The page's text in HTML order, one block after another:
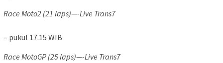
Race Moto2 (21 laps)—-Live Trans7
– pukul 17.15 WIB
Race MotoGP (25 laps)—-Live Trans7